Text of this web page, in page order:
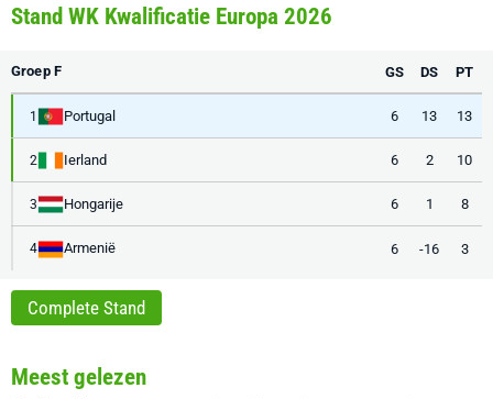
Stand WK Kwalificatie Europa 2026
Groep F GS DS PT
1 Portugal 6 13 13
2 Ierland 6 2 10
3 Hongarije 6 1 8
4 Armenië 6 -16 3
Complete Stand
Meest gelezen